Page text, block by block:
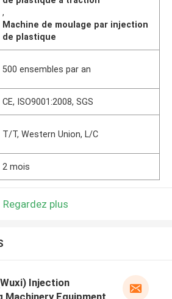
,
Machine de moulage par injection
de plastique
500 ensembles par an
CE, ISO9001:2008, SGS
T/T, Western Union, L/C
2 mois
Regardez plus
Injection